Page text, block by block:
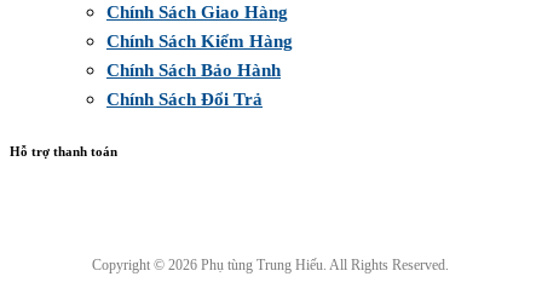
Chính Sách Giao Hàng
Chính Sách Kiểm Hàng
Chính Sách Bảo Hành
Chính Sách Đổi Trả
Hỗ trợ thanh toán
Copyright © 2026 Phụ tùng Trung Hiếu. All Rights Reserved.